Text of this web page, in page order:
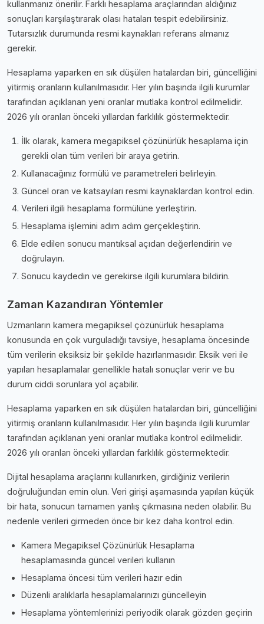
kullanmanız önerilir. Farklı hesaplama araçlarından aldığınız
sonuçları karşılaştırarak olası hataları tespit edebilirsiniz.
Tutarsızlık durumunda resmi kaynakları referans almanız
gerekir.
Hesaplama yaparken en sık düşülen hatalardan biri, güncelliğini
yitirmiş oranların kullanılmasıdır. Her yılın başında ilgili kurumlar
tarafından açıklanan yeni oranlar mutlaka kontrol edilmelidir.
2026 yılı oranları önceki yıllardan farklılık göstermektedir.
İlk olarak, kamera megapiksel çözünürlük hesaplama için
gerekli olan tüm verileri bir araya getirin.
Kullanacağınız formülü ve parametreleri belirleyin.
Güncel oran ve katsayıları resmi kaynaklardan kontrol edin.
Verileri ilgili hesaplama formülüne yerleştirin.
Hesaplama işlemini adım adım gerçekleştirin.
Elde edilen sonucu mantıksal açıdan değerlendirin ve
doğrulayın.
Sonucu kaydedin ve gerekirse ilgili kurumlara bildirin.
Zaman Kazandıran Yöntemler
Uzmanların kamera megapiksel çözünürlük hesaplama
konusunda en çok vurguladığı tavsiye, hesaplama öncesinde
tüm verilerin eksiksiz bir şekilde hazırlanmasıdır. Eksik veri ile
yapılan hesaplamalar genellikle hatalı sonuçlar verir ve bu
durum ciddi sorunlara yol açabilir.
Hesaplama yaparken en sık düşülen hatalardan biri, güncelliğini
yitirmiş oranların kullanılmasıdır. Her yılın başında ilgili kurumlar
tarafından açıklanan yeni oranlar mutlaka kontrol edilmelidir.
2026 yılı oranları önceki yıllardan farklılık göstermektedir.
Dijital hesaplama araçlarını kullanırken, girdiğiniz verilerin
doğruluğundan emin olun. Veri girişi aşamasında yapılan küçük
bir hata, sonucun tamamen yanlış çıkmasına neden olabilir. Bu
nedenle verileri girmeden önce bir kez daha kontrol edin.
Kamera Megapiksel Çözünürlük Hesaplama
hesaplamasında güncel verileri kullanın
Hesaplama öncesi tüm verileri hazır edin
Düzenli aralıklarla hesaplamalarınızı güncelleyin
Hesaplama yöntemlerinizi periyodik olarak gözden geçirin